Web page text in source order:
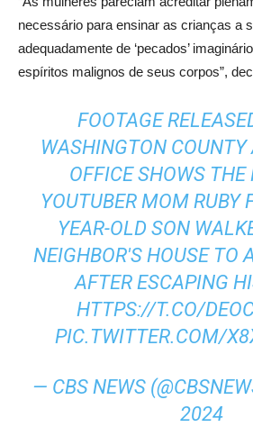
necessário para ensinar as crianças a
adequadamente de ‘pecados’
espíritos malignos de seus corpos”,
FOOTAGE
WASHINGTON COUNTY
OFFICE SHOWS
YOUTUBER MOM RUBY
YEAR-OLD SON
NEIGHBOR'S HOUSE TO
AFTER ESCAPING
HTTPS://T.CO/
PIC.TWITTER.COM/
— CBS NEWS
2024